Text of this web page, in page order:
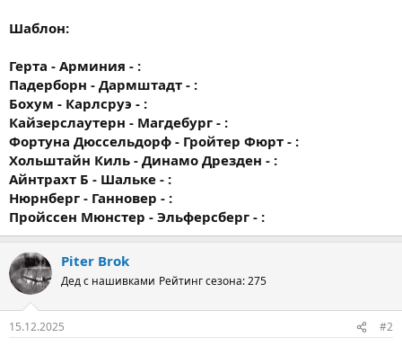
Шаблон:
Герта - Арминия - :
Падерборн - Дармштадт - :
Бохум - Карлсруэ - :
Кайзерслаутерн - Магдебург - :
Фортуна Дюссельдорф - Гройтер Фюрт - :
Хольштайн Киль - Динамо Дрезден - :
Айнтрахт Б - Шальке - :
Нюрнберг - Ганновер - :
Пройссен Мюнстер - Эльферсберг - :
Piter Brok
Дед с нашивками Рейтинг сезона: 275
15.12.2025 #2